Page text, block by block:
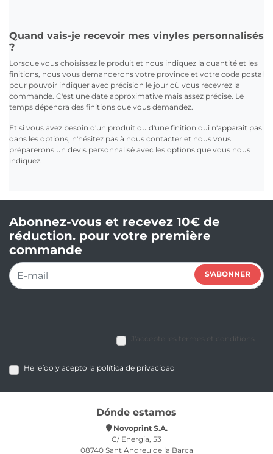
Quand vais-je recevoir mes vinyles personnalisés
?
Lorsque vous choisissez le produit et nous indiquez la quantité et les
finitions, nous vous demanderons votre province et votre code postal
pour pouvoir indiquer avec précision le jour où vous recevrez la
commande. C'est une date approximative mais assez précise. Le
temps dépendra des finitions que vous demandez.
Et si vous avez besoin d'un produit ou d'une finition qui n'apparaît pas
dans les options, n'hésitez pas à nous contacter et nous vous
préparerons un devis personnalisé avec les options que vous nous
indiquez.
Abonnez-vous et recevez 10€ de
réduction. pour votre première
commande
S'ABONNER
J'accepte les termes et conditions
He leído y acepto la política de privacidad
Dónde estamos
Novoprint S.A.
C/ Energia, 53
08740 Sant Andreu de la Barca